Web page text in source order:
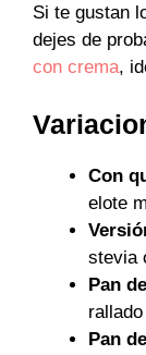
Si te gustan
dejes de
con crema,
Con
elote
stevia
Pan
Pan